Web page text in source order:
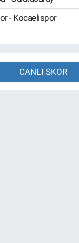
- Kocaelispor
CANLI SKOR